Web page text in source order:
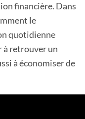
financière. Dans
le
quotidienne
à retrouver un
à économiser de